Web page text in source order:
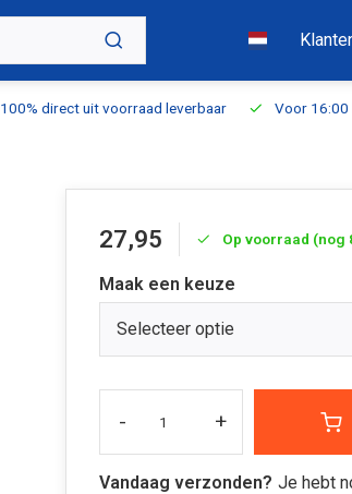
100% direct uit voorraad leverbaar Voor 16:00
27,95 Op voorraad (nog
Maak een keuze
Selecteer optie
- +
Vandaag verzonden? Je hebt